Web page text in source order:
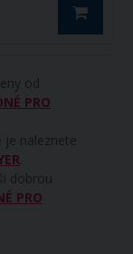
od
PRO
je naleznete
dobrou
PRO